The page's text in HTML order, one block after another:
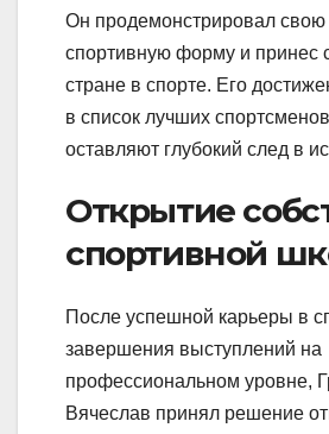
Он продемонстрировал
спортивную форму и принес
стране в спорте. Его
в список лучших
оставляют глубокий след в
Открытие
спортивной
После успешной карьеры в
завершения выступлений на
профессиональном уровне,
Вячеслав принял решение